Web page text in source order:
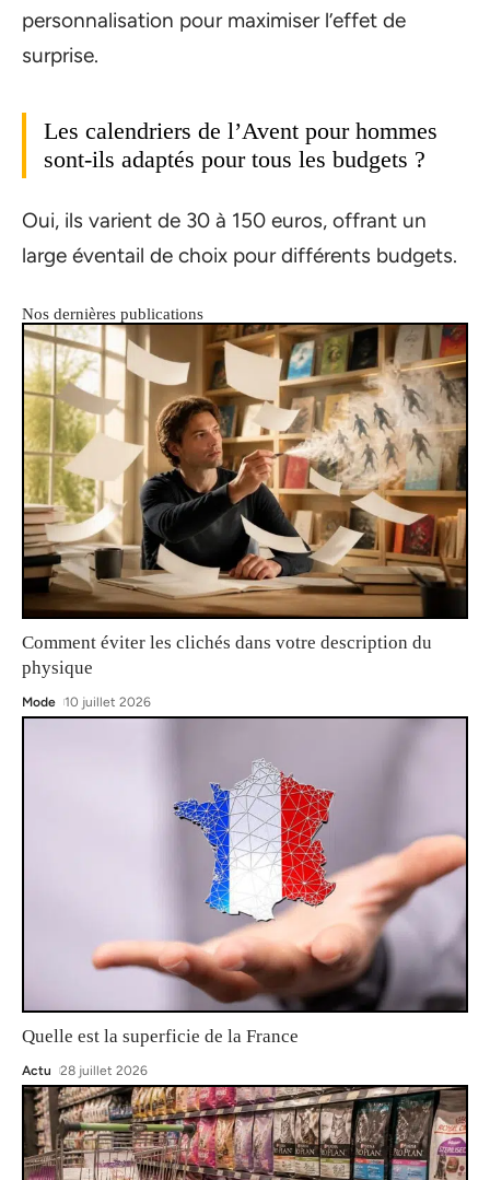
personnalisation pour maximiser l’effet de
surprise.
Les calendriers de l’Avent pour hommes
sont-ils adaptés pour tous les budgets ?
Oui, ils varient de 30 à 150 euros, offrant un
large éventail de choix pour différents budgets.
Nos dernières publications
Comment éviter les clichés dans votre description du
physique
Mode 10 juillet 2026
Quelle est la superficie de la France
Actu 28 juillet 2026